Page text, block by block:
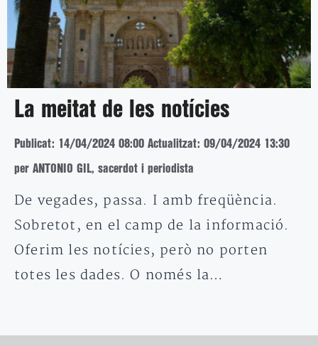
La meitat de les notícies
Publicat: 14/04/2024 08:00 Actualitzat: 09/04/2024 13:30
per ANTONIO GIL, sacerdot i periodista
De vegades, passa. I amb freqüència.
Sobretot, en el camp de la informació.
Oferim les notícies, però no porten
totes les dades. O només la…